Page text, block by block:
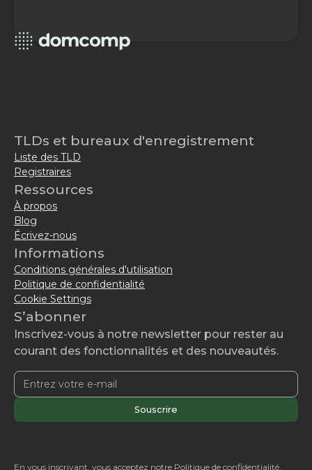
TLDs et bureaux d'enregistrement
Liste des TLD
Registraires
Ressources
À propos
Blog
Écrivez-nous
Informations
Conditions générales d'utilisation
Politique de confidentialité
Cookie Settings
S’abonner
Inscrivez-vous à notre newsletter pour rester au
courant des fonctionnalités et des nouveautés.
En vous inscrivant, vous acceptez notre Politique de confidentialité.